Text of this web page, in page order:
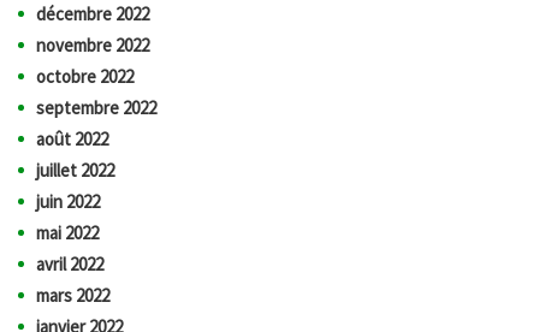
décembre 2022
novembre 2022
octobre 2022
septembre 2022
août 2022
juillet 2022
juin 2022
mai 2022
avril 2022
mars 2022
janvier 2022